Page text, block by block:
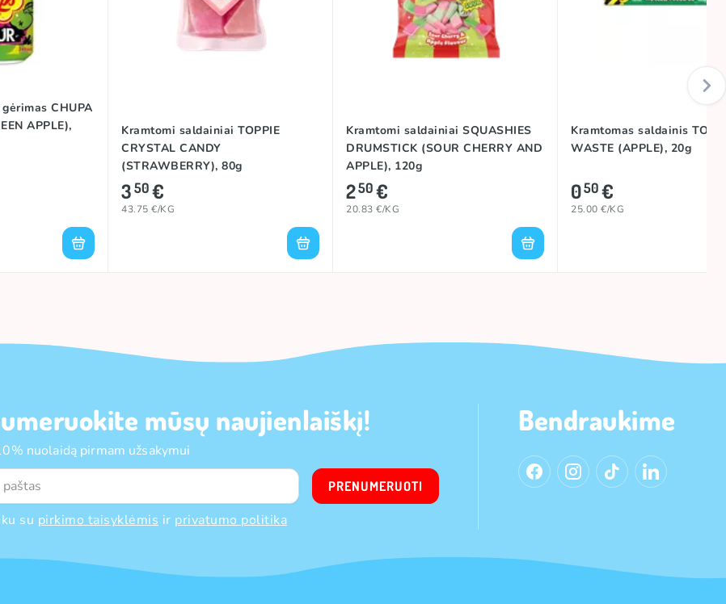
CHUPA
APPLE),
Kramtomi saldainiai TOPPIE
CRYSTAL CANDY
(STRAWBERRY), 80g
350€
43.75 €/KG
Kramtomi saldainiai SQUASHIES
DRUMSTICK (SOUR CHERRY AND
APPLE), 120g
250€
20.83 €/KG
Kramtomas saldainis
WASTE (APPLE), 20g
050€
25.00 €/KG
mūsų naujienlaiškį!
nuolaidą pirmam užsakymui
su pirkimo taisyklėmis ir privatumo politika
PRENUMERUOTI
Bendraukime